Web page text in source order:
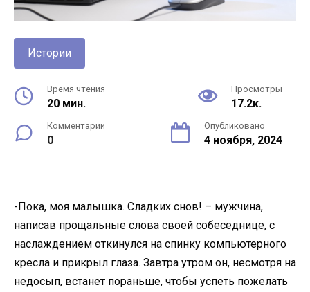
Истории
Время чтения
20 мин.
Просмотры
17.2к.
Комментарии
0
Опубликовано
4 ноября, 2024
-Пока, моя малышка. Сладких снов! – мужчина,
написав прощальные слова своей собеседнице, с
наслаждением откинулся на спинку компьютерного
кресла и прикрыл глаза. Завтра утром он, несмотря на
недосып, встанет пораньше, чтобы успеть пожелать